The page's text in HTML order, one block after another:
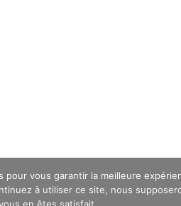
pour vous garantir la meilleure
à utiliser ce site, nous